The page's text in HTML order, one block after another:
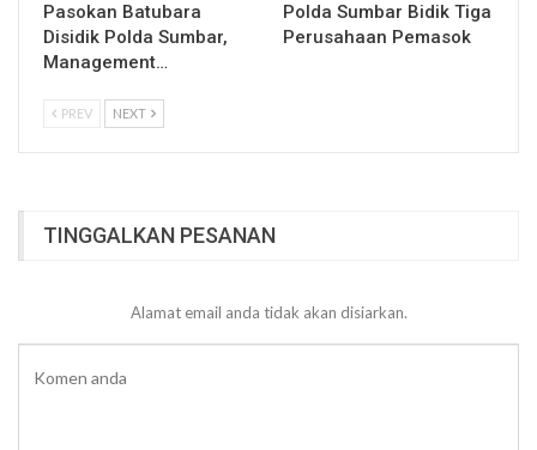
Pasokan Batubara
Disidik Polda Sumbar,
Management…
Polda Sumbar Bidik Tiga
Perusahaan Pemasok
PREV NEXT
TINGGALKAN PESANAN
Alamat email anda tidak akan disiarkan.